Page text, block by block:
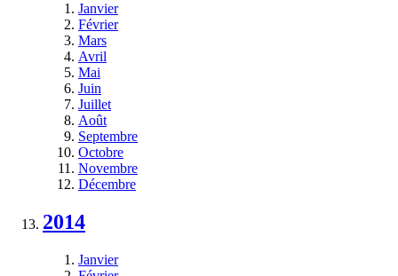
Janvier
Février
Mars
Avril
Mai
Juin
Juillet
Août
Septembre
Octobre
Novembre
Décembre
2014
Janvier